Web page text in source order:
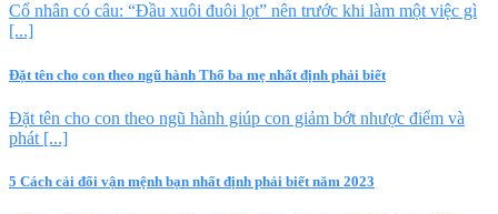
Cổ nhân có câu: “Đầu xuôi đuôi lọt” nên trước khi làm một việc gì
[...]
Đặt tên cho con theo ngũ hành Thổ ba mẹ nhất định phải biết
Đặt tên cho con theo ngũ hành giúp con giảm bớt nhược điểm và
phát [...]
5 Cách cải đổi vận mệnh bạn nhất định phải biết năm 2023